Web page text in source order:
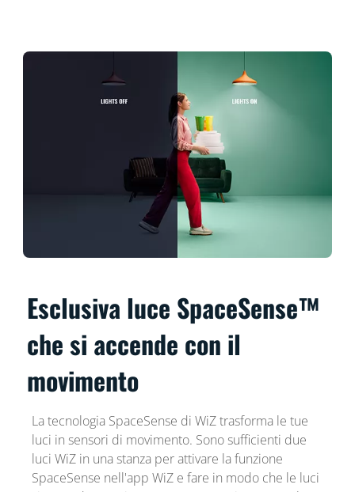
Esclusiva luce SpaceSense™
che si accende con il
movimento
La tecnologia SpaceSense di WiZ trasforma le tue
luci in sensori di movimento. Sono sufficienti due
luci WiZ in una stanza per attivare la funzione
SpaceSense nell'app WiZ e fare in modo che le luci